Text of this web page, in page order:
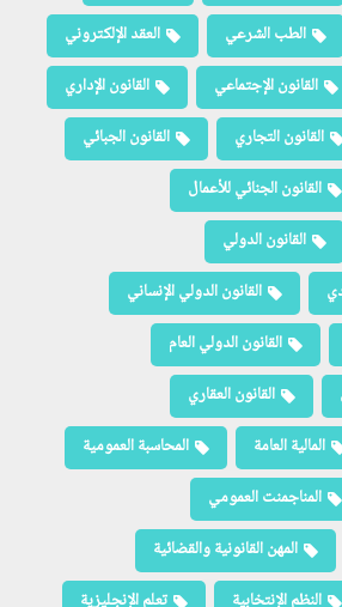
الطب الشرعي
العقد الإلكتروني
القانون الإجتماعي
القانون الإداري
القانون التجاري
القانون الجبائي
القانون الجنائي للأعمال
القانون الدولي
القانون الدولي الإنساني
القانون الدولي العام
القانون العقاري
المالية العامة
المحاسبة العمومية
المناجمنت العمومي
المهن القانونية والقضائية
النظم الإنتخابية تعلم الإنجليزية